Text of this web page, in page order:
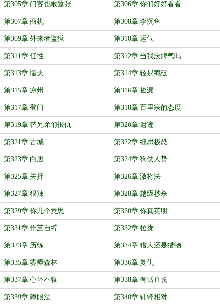
第305章 门客也敢嚣张 第306章 你们好好看看
第307章 商机 第308章 李沉鱼
第309章 外来者监狱 第310章 运气
第311章 任性 第312章 当我没脾气吗
第313章 懦夫 第314章 轻易戳破
第315章 凉州 第316章 捡漏
第317章 登门 第318章 百里宗的态度
第319章 替兄弟们报仇 第320章 遗迹
第321章 古城 第322章 细思极恐
第323章 白唐 第324章 狗仗人势
第325章 关押 第326章 激将法
第327章 狠辣 第328章 越级秒杀
第329章 你几个意思 第330章 你真英明
第331章 作茧自缚 第332章 拉拢
第333章 历练 第334章 猎人还是猎物
第335章 雾瘴森林 第336章 复仇
第337章 心怀不轨 第338章 有话直说
第339章 障眼法 第340章 针锋相对